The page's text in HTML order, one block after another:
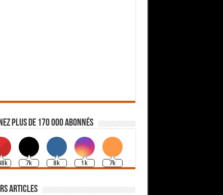
plus de 170 000 abonnés
7k 8k 1k 7k
articles